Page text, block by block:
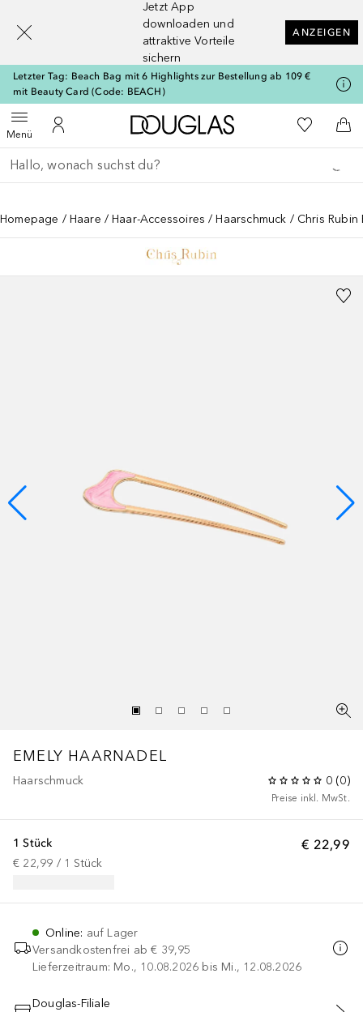
Jetzt App
downloaden und
attraktive Vorteile
sichern
ANZEIGEN
Letzter Tag: Beach Bag mit 6 Highlights zur Bestellung ab 109 €
mit Beauty Card (Code: BEACH)
MenüMenü öffnenZu Meinem Kundenkonto
Zur Douglas Startseite
Zu Meiner
Gehe zurück
Suche ausführen
Homepage Haare Haar-Accessoires Haarschmuck Chris Rubin
EMELY HAARNADEL
Haarschmuck 0 (0)
Preise inkl. MwSt.
€ 22,99
1 Stück
€ 22,99 / 1 Stück
Online: auf Lager
Versandkostenfrei ab € 39,95
Lieferzeitraum: Mo., 10.08.2026 bis Mi., 12.08.2026
Douglas-Filiale
[navigation.slideout.screenreader]